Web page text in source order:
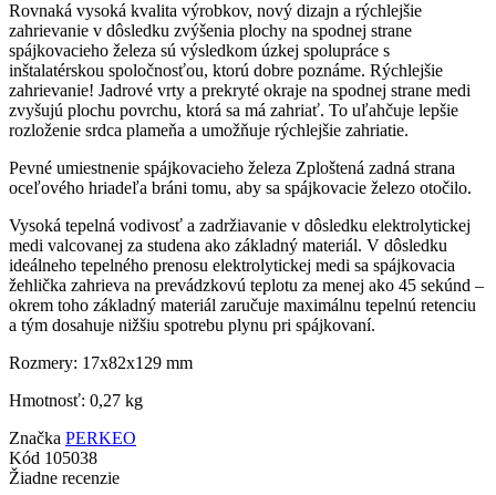
Rovnaká vysoká kvalita výrobkov, nový dizajn a rýchlejšie
zahrievanie v dôsledku zvýšenia plochy na spodnej strane
spájkovacieho železa sú výsledkom úzkej spolupráce s
inštalatérskou spoločnosťou, ktorú dobre poznáme. Rýchlejšie
zahrievanie! Jadrové vrty a prekryté okraje na spodnej strane medi
zvyšujú plochu povrchu, ktorá sa má zahriať. To uľahčuje lepšie
rozloženie srdca plameňa a umožňuje rýchlejšie zahriatie.
Pevné umiestnenie spájkovacieho železa Zploštená zadná strana
oceľového hriadeľa bráni tomu, aby sa spájkovacie železo otočilo.
Vysoká tepelná vodivosť a zadržiavanie v dôsledku elektrolytickej
medi valcovanej za studena ako základný materiál. V dôsledku
ideálneho tepelného prenosu elektrolytickej medi sa spájkovacia
žehlička zahrieva na prevádzkovú teplotu za menej ako 45 sekúnd –
okrem toho základný materiál zaručuje maximálnu tepelnú retenciu
a tým dosahuje nižšiu spotrebu plynu pri spájkovaní.
Rozmery: 17x82x129 mm
Hmotnosť: 0,27 kg
Značka PERKEO
Kód 105038
Žiadne recenzie